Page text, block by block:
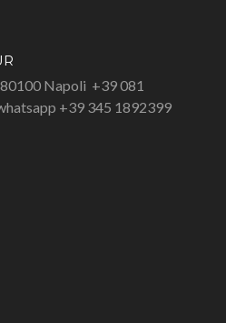
Napoli +39 081
+39 345 1892399